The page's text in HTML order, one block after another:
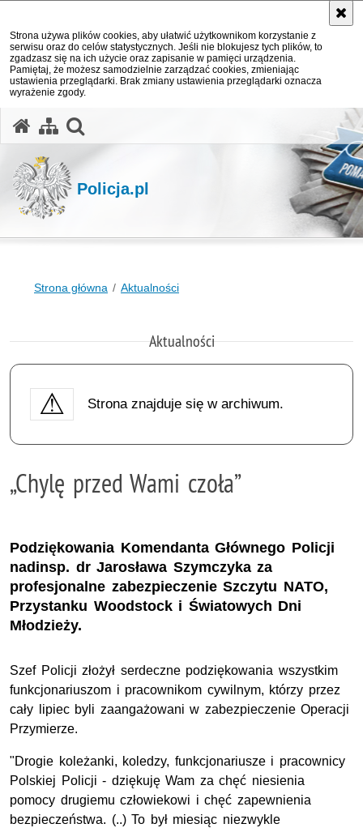
Strona używa plików cookies, aby ułatwić użytkownikom korzystanie z
serwisu oraz do celów statystycznych. Jeśli nie blokujesz tych plików, to
zgadzasz się na ich użycie oraz zapisanie w pamięci urządzenia.
Pamiętaj, że możesz samodzielnie zarządzać cookies, zmieniając
ustawienia przeglądarki. Brak zmiany ustawienia przeglądarki oznacza
wyrażenie zgody.
Policja.pl
Strona główna Aktualności
Aktualności
Strona znajduje się w archiwum.
„Chylę przed Wami czoła”
Podziękowania Komendanta Głównego Policji
nadinsp. dr Jarosława Szymczyka za
profesjonalne zabezpieczenie Szczytu NATO,
Przystanku Woodstock i Światowych Dni
Młodzieży.
Szef Policji złożył serdeczne podziękowania wszystkim
funkcjonariuszom i pracownikom cywilnym, którzy przez
cały lipiec byli zaangażowani w zabezpieczenie Operacji
Przymierze.
"Drogie koleżanki, koledzy, funkcjonariusze i pracownicy
Polskiej Policji - dziękuję Wam za chęć niesienia
pomocy drugiemu człowiekowi i chęć zapewnienia
bezpieczeństwa. (..) To był miesiąc niezwykle